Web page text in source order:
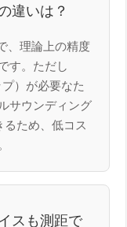
違いは？
、理論上の精度
す。ただし
）が必要なた
サウンディング
ため、低コス
スも測距で